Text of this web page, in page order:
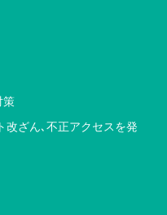
策
改ざん､不正アクセスを発